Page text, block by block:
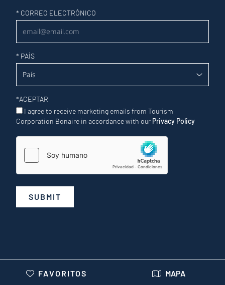
Newsletter
* CORREO ELECTRÓNICO
* PAÍS
*ACEPTAR
I agree to receive marketing emails from Tourism
Corporation Bonaire in accordance with our Privacy Policy
SUBMIT
FAVORITOS MAPA